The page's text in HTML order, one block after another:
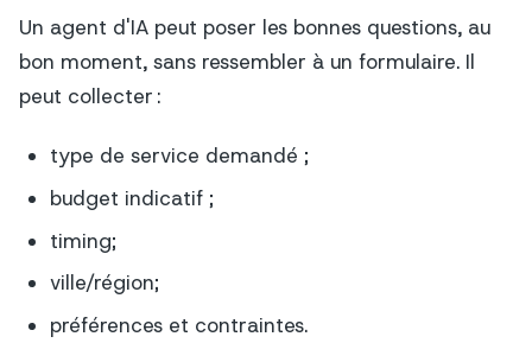
Un agent d'IA peut poser les bonnes questions, au
bon moment, sans ressembler à un formulaire. Il
peut collecter :
type de service demandé ;
budget indicatif ;
timing;
ville/région;
préférences et contraintes.